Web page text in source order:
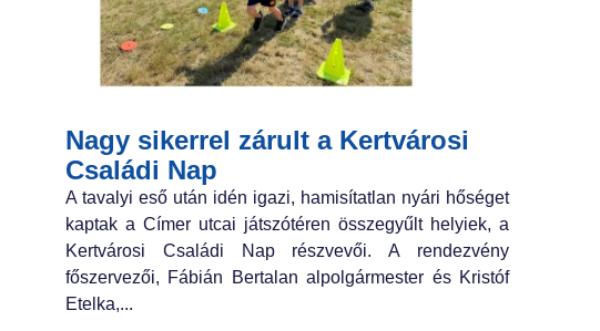
Nagy sikerrel zárult a Kertvárosi
Családi Nap
A tavalyi eső után idén igazi, hamisítatlan nyári hőséget
kaptak a Címer utcai játszótéren összegyűlt helyiek, a
Kertvárosi Családi Nap részvevői. A rendezvény
főszervezői, Fábián Bertalan alpolgármester és Kristóf
Etelka,...